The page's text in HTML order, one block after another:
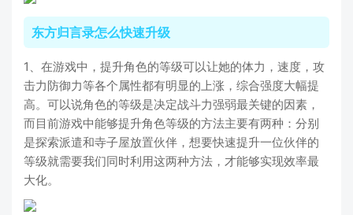
东方归言录怎么快速升级
1、在游戏中，提升角色的等级可以让她的体力，速度，攻
击力防御力等各个属性都有明显的上涨，综合强度大幅提
高。可以说角色的等级是决定战斗力强弱最关键的因素，
而目前游戏中能够提升角色等级的方法主要有两种：分别
是探索派遣和寺子屋放置伙伴，想要快速提升一位伙伴的
等级就需要我们同时利用这两种方法，才能够实现效率最
大化。